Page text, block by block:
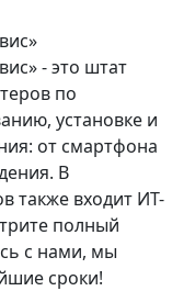
- это штат
по
установке и
от смартфона
В
также входит ИТ-
полный
с нами, мы
сроки!